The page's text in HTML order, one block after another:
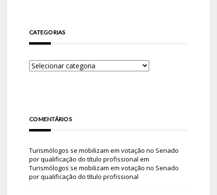
CATEGORIAS
COMENTÁRIOS
Turismólogos se mobilizam em votação no Senado
por qualificação do título profissional em
Turismólogos se mobilizam em votação no Senado
por qualificação do título profissional